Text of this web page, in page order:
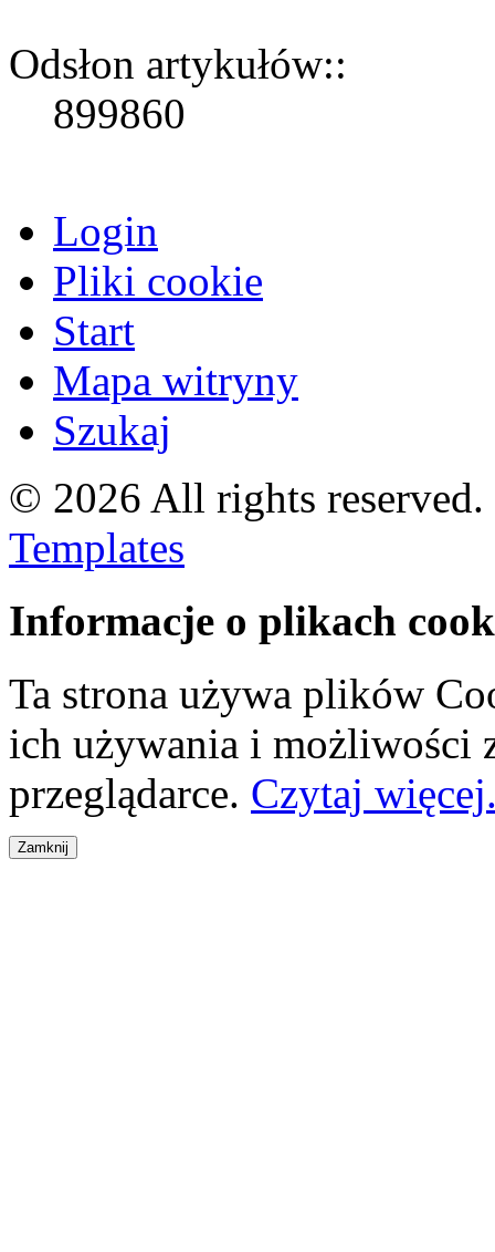
Odsłon artykułów::
899860
Login
Pliki cookie
Start
Mapa witryny
Szukaj
© 2026 All rights
Templates
Informacje o plikach
Ta strona używa plików
ich używania i możliwości
przeglądarce. Czytaj